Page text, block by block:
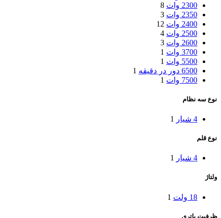
2300 وات
8
2350 وات
3
2400 وات
12
2500 وات
4
2600 وات
3
3700 وات
1
5500 وات
1
6500 دور در دقیقه
1
7500 وات
1
نوع سه نظام
4 شیار 1
نوع قلم
4 شیار 1
ولتاژ
18 ولت 1
ظرفیت باتری